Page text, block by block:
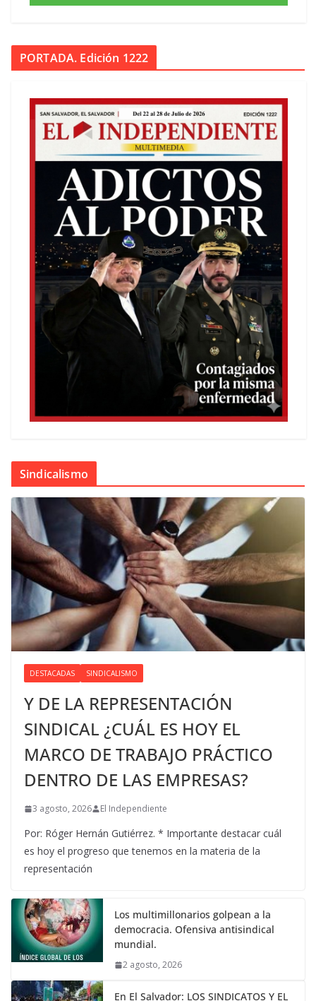
PORTADA. Edición 1222
Sindicalismo
DESTACADAS SINDICALISMO
Y DE LA REPRESENTACIÓN
SINDICAL ¿CUÁL ES HOY EL
MARCO DE TRABAJO PRÁCTICO
DENTRO DE LAS EMPRESAS?
3 agosto, 2026 El Independiente
Por: Róger Hernán Gutiérrez. * Importante destacar cuál
es hoy el progreso que tenemos en la materia de la
representación
Los multimillonarios golpean a la
democracia. Ofensiva antisindical
mundial.
2 agosto, 2026
En El Salvador: LOS SINDICATOS Y EL